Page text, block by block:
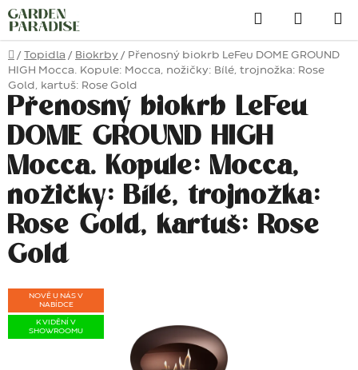
Přejít
na
obsah
Hledat
Domů
/ Topidla / Biokrby / Přenosný biokrb LeFeu DOME GROUND
HIGH Mocca. Kopule: Mocca, nožičky: Bílé, trojnožka: Rose
Gold, kartuš: Rose Gold
Přenosný biokrb LeFeu
DOME GROUND HIGH
Mocca. Kopule: Mocca,
nožičky: Bílé, trojnožka:
Rose Gold, kartuš: Rose
Gold
NOVĚ U NÁS V
NABÍDCE
K VIDĚNÍ V
SHOWROOMU